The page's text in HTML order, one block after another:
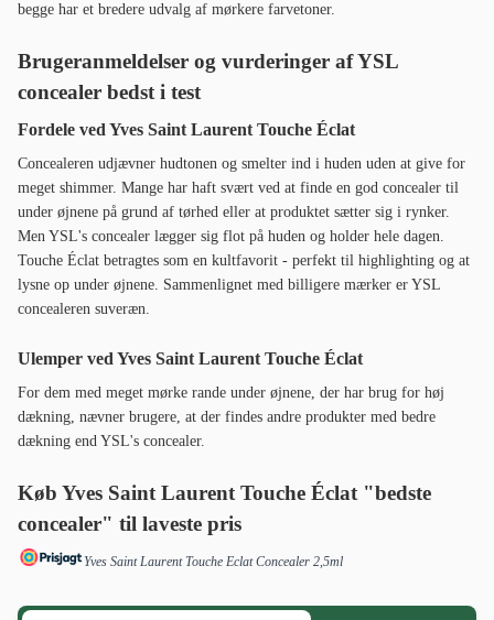
begge har et bredere udvalg af mørkere farvetoner.
Brugeranmeldelser og vurderinger af YSL
concealer bedst i test
Fordele ved Yves Saint Laurent Touche Éclat
Concealeren udjævner hudtonen og smelter ind i huden uden at give for
meget shimmer. Mange har haft svært ved at finde en god concealer til
under øjnene på grund af tørhed eller at produktet sætter sig i rynker.
Men YSL's concealer lægger sig flot på huden og holder hele dagen.
Touche Éclat betragtes som en kultfavorit - perfekt til highlighting og at
lysne op under øjnene. Sammenlignet med billigere mærker er YSL
concealeren suveræn.
Ulemper ved Yves Saint Laurent Touche Éclat
For dem med meget mørke rande under øjnene, der har brug for høj
dækning, nævner brugere, at der findes andre produkter med bedre
dækning end YSL's concealer.
Køb Yves Saint Laurent Touche Éclat "bedste
concealer" til laveste pris
Yves Saint Laurent Touche Eclat Concealer 2,5ml